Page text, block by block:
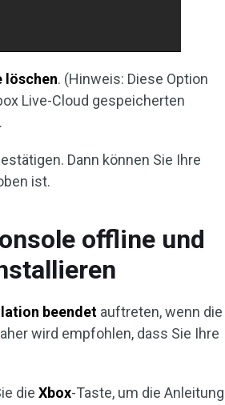
löschen. (Hinweis: Diese Option
Live-Cloud gespeicherten
Dann können Sie Ihre
ist.
offline und
beendet auftreten, wenn die
wird empfohlen, dass Sie Ihre
dieXbox-Taste, um die Anleitung